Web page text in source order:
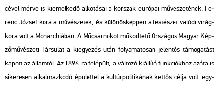
cé­vel mérve is ki­emel­ke­dő al­ko­tá­sai a kor­szak eu­ró­pai mű­vé­sze­té­nek. Fe­
renc Jó­zsef kora a mű­vé­sze­tek, és kü­lö­nös­kép­pen a fes­té­szet va­ló­di vi­rág­
ko­ra volt a Mo­nar­chi­á­ban. A Mű­csar­no­kot mű­köd­te­tő Or­szá­gos Ma­gyar Kép­
ző­mű­vé­sze­ti Tár­su­lat a ki­egye­zés után fo­lya­ma­to­san je­len­tős tá­mo­ga­tást
ka­pott az ál­lam­tól. Az 1896-ra fel­épült, a vál­to­zó ki­ál­lí­tó funk­ci­ók­hoz azóta is
si­ke­re­sen al­kal­maz­ko­dó épü­let­tel a kul­túr­po­li­ti­ká­nak ket­tős célja volt: egy­